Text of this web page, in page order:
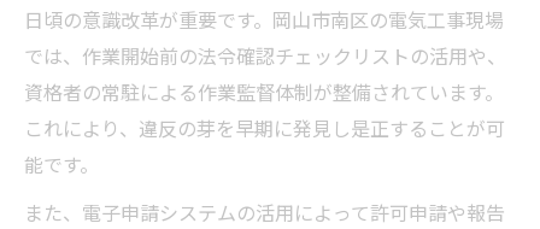
日頃の意識改革が重要です。岡山市南区の電気工事現場
では、作業開始前の法令確認チェックリストの活用や、
資格者の常駐による作業監督体制が整備されています。
これにより、違反の芽を早期に発見し是正することが可
能です。
また、電子申請システムの活用によって許可申請や報告